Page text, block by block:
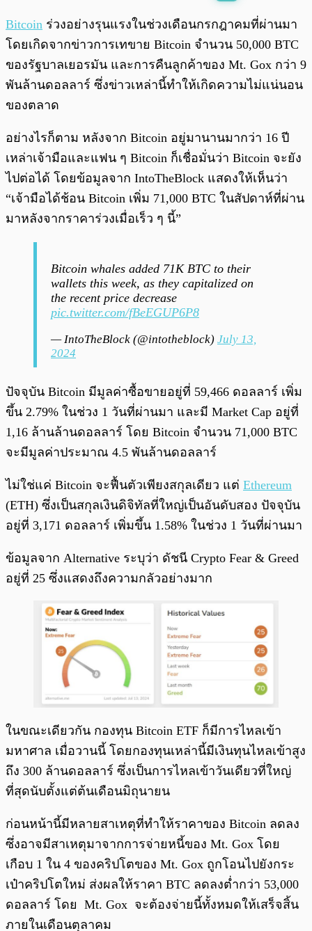
พร้อมเล่น / 0:00
Bitcoin ร่วงอย่างรุนแรงในช่วงเดือนกรกฎาคมที่ผ่านมา
โดยเกิดจากข่าวการเทขาย Bitcoin จำนวน 50,000 BTC
ของรัฐบาลเยอรมัน และการคืนลูกค้าของ Mt. Gox กว่า 9
พันล้านดอลลาร์ ซึ่งข่าวเหล่านี้ทำให้เกิดความไม่แน่นอน
ของตลาด
อย่างไรก็ตาม หลังจาก Bitcoin อยู่มานานมากว่า 16 ปี
เหล่าเจ้ามือและแฟน ๆ Bitcoin ก็เชื่อมั่นว่า Bitcoin จะยัง
ไปต่อได้ โดยข้อมูลจาก IntoTheBlock แสดงให้เห็นว่า
“เจ้ามือได้ช้อน Bitcoin เพิ่ม 71,000 BTC ในสัปดาห์ที่ผ่าน
มาหลังจากราคาร่วงเมื่อเร็ว ๆ นี้”
Bitcoin whales added 71K BTC to their
wallets this week, as they capitalized on
the recent price decrease
pic.twitter.com/fBeEGUP6P8
— IntoTheBlock (@intotheblock) July 13,
2024
ปัจจุบัน Bitcoin มีมูลค่าซื้อขายอยู่ที่ 59,466 ดอลลาร์ เพิ่ม
ขึ้น 2.79% ในช่วง 1 วันที่ผ่านมา และมี Market Cap อยู่ที่
1,16 ล้านล้านดอลลาร์ โดย Bitcoin จำนวน 71,000 BTC
จะมีมูลค่าประมาณ 4.5 พันล้านดอลลาร์
ไม่ใช่แค่ Bitcoin จะฟื้นตัวเพียงสกุลเดียว แต่ Ethereum
(ETH) ซึ่งเป็นสกุลเงินดิจิทัลที่ใหญ่เป็นอันดับสอง ปัจจุบัน
อยู่ที่ 3,171 ดอลลาร์ เพิ่มขึ้น 1.58% ในช่วง 1 วันที่ผ่านมา
ข้อมูลจาก Alternative ระบุว่า ดัชนี Crypto Fear & Greed
อยู่ที่ 25 ซึ่งแสดงถึงความกลัวอย่างมาก
ในขณะเดียวกัน กองทุน Bitcoin ETF ก็มีการไหลเข้า
มหาศาล เมื่อวานนี้ โดยกองทุนเหล่านี้มีเงินทุนไหลเข้าสูง
ถึง 300 ล้านดอลลาร์ ซึ่งเป็นการไหลเข้าวันเดียวที่ใหญ่
ที่สุดนับตั้งแต่ต้นเดือนมิถุนายน
ก่อนหน้านี้มีหลายสาเหตุที่ทำให้ราคาของ Bitcoin ลดลง
ซึ่งอาจมีสาเหตุมาจากการจ่ายหนี้ของ Mt. Gox โดย
เกือบ 1 ใน 4 ของคริปโตของ Mt. Gox ถูกโอนไปยังกระ
เป๋าคริปโตใหม่ ส่งผลให้ราคา BTC ลดลงต่ำกว่า 53,000
ดอลลาร์ โดย Mt. Gox จะต้องจ่ายนี้ทั้งหมดให้เสร็จสิ้น
ภายในเดือนตุลาคม